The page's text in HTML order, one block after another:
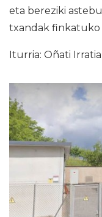
eta bereziki
txandak finkatuko
Iturria: Oñati Irratia